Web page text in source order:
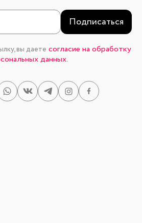
Подписаться
вы даете согласие на обработку
данных.